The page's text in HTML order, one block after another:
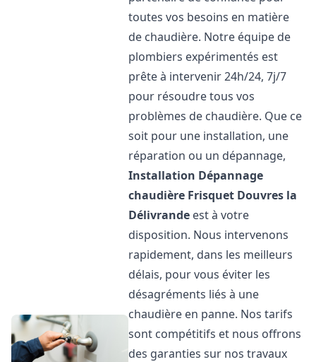
toutes vos besoins en matière
de chaudière. Notre équipe de
plombiers expérimentés est
prête à intervenir 24h/24, 7j/7
pour résoudre tous vos
problèmes de chaudière. Que ce
soit pour une installation, une
réparation ou un dépannage,
Installation Dépannage
chaudière Frisquet Douvres la
Délivrande est à votre
disposition. Nous intervenons
rapidement, dans les meilleurs
délais, pour vous éviter les
désagréments liés à une
chaudière en panne. Nos tarifs
sont compétitifs et nous offrons
des garanties sur nos travaux